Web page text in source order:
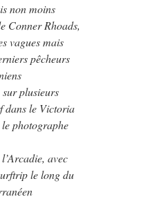
non moins
Conner Rhoads,
vagues mais
pêcheurs
plusieurs
dans le Victoria
photographe
avec
le long du